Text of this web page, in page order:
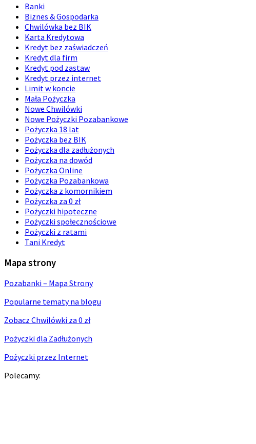
Banki
Biznes & Gospodarka
Chwilówka bez BIK
Karta Kredytowa
Kredyt bez zaświadczeń
Kredyt dla firm
Kredyt pod zastaw
Kredyt przez internet
Limit w koncie
Mała Pożyczka
Nowe Chwilówki
Nowe Pożyczki Pozabankowe
Pożyczka 18 lat
Pożyczka bez BIK
Pożyczka dla zadłużonych
Pożyczka na dowód
Pożyczka Online
Pożyczka Pozabankowa
Pożyczka z komornikiem
Pożyczka za 0 zł
Pożyczki hipoteczne
Pożyczki społecznościowe
Pożyczki z ratami
Tani Kredyt
Mapa strony
Pozabanki – Mapa Strony
Popularne tematy na blogu
Zobacz Chwilówki za 0 zł
Pożyczki dla Zadłużonych
Pożyczki przez Internet
Polecamy: